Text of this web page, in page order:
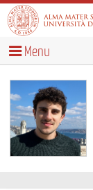
Menu